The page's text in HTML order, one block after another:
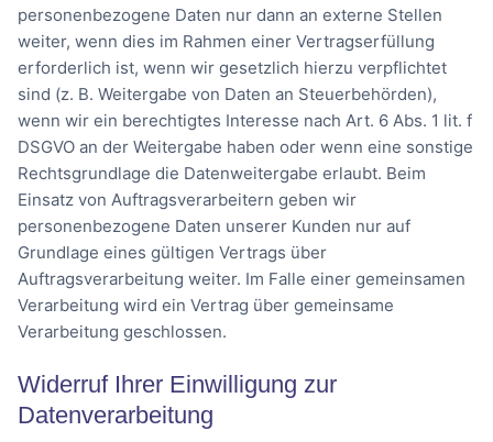
personenbezogene Daten nur dann an externe Stellen
weiter, wenn dies im Rahmen einer Vertragserfüllung
erforderlich ist, wenn wir gesetzlich hierzu verpflichtet
sind (z. B. Weitergabe von Daten an Steuerbehörden),
wenn wir ein berechtigtes Interesse nach Art. 6 Abs. 1 lit. f
DSGVO an der Weitergabe haben oder wenn eine sonstige
Rechtsgrundlage die Datenweitergabe erlaubt. Beim
Einsatz von Auftragsverarbeitern geben wir
personenbezogene Daten unserer Kunden nur auf
Grundlage eines gültigen Vertrags über
Auftragsverarbeitung weiter. Im Falle einer gemeinsamen
Verarbeitung wird ein Vertrag über gemeinsame
Verarbeitung geschlossen.
Widerruf Ihrer Einwilligung zur
Datenverarbeitung